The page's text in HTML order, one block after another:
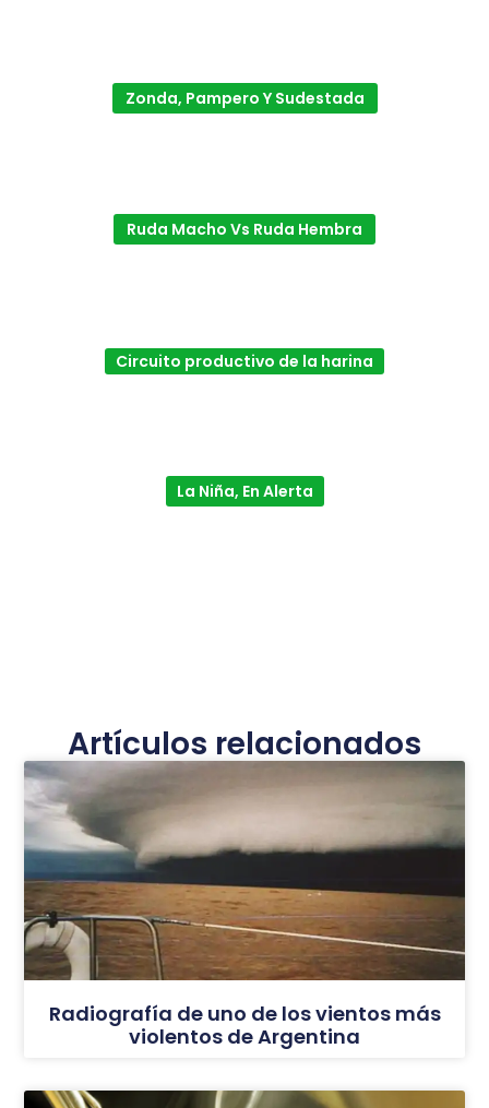
Zonda, Pampero Y Sudestada
Ruda Macho Vs Ruda Hembra
Circuito productivo de la harina
La Niña, En Alerta
Artículos relacionados
Radiografía de uno de los vientos más
violentos de Argentina